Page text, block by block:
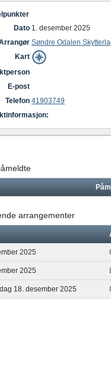
Dato 1. desember 2025
Søndre Odalen
Kart
E-post
Telefon 41903749
arrangementer
2025
2025
18. desember 2025